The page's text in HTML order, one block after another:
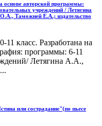
основе авторской программы:
учреждений / Летягина
Таможней Е.А.; издательство
класс. Разработана на
программы: 6-11
Летягина А.А.,
или сострадание"(по пьесе